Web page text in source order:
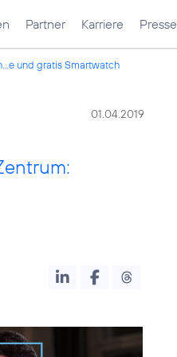
Partner Karriere Presse
und gratis Smartwatch
01.04.2019